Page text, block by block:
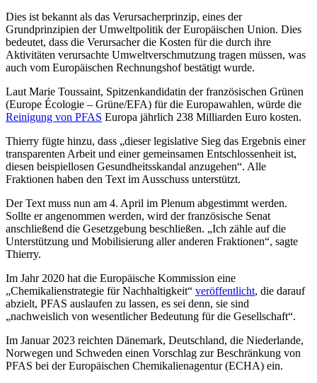
Dies ist bekannt als das Verursacherprinzip, eines der
Grundprinzipien der Umweltpolitik der Europäischen Union. Dies
bedeutet, dass die Verursacher die Kosten für die durch ihre
Aktivitäten verursachte Umweltverschmutzung tragen müssen, was
auch vom Europäischen Rechnungshof bestätigt wurde.
Laut Marie Toussaint, Spitzenkandidatin der französischen Grünen
(Europe Écologie – Grüne/EFA) für die Europawahlen, würde die
Reinigung von PFAS Europa jährlich 238 Milliarden Euro kosten.
Thierry fügte hinzu, dass „dieser legislative Sieg das Ergebnis einer
transparenten Arbeit und einer gemeinsamen Entschlossenheit ist,
diesen beispiellosen Gesundheitsskandal anzugehen“. Alle
Fraktionen haben den Text im Ausschuss unterstützt.
Der Text muss nun am 4. April im Plenum abgestimmt werden.
Sollte er angenommen werden, wird der französische Senat
anschließend die Gesetzgebung beschließen. „Ich zähle auf die
Unterstützung und Mobilisierung aller anderen Fraktionen“, sagte
Thierry.
Im Jahr 2020 hat die Europäische Kommission eine
„Chemikalienstrategie für Nachhaltigkeit“ veröffentlicht, die darauf
abzielt, PFAS auslaufen zu lassen, es sei denn, sie sind
„nachweislich von wesentlicher Bedeutung für die Gesellschaft“.
Im Januar 2023 reichten Dänemark, Deutschland, die Niederlande,
Norwegen und Schweden einen Vorschlag zur Beschränkung von
PFAS bei der Europäischen Chemikalienagentur (ECHA) ein.